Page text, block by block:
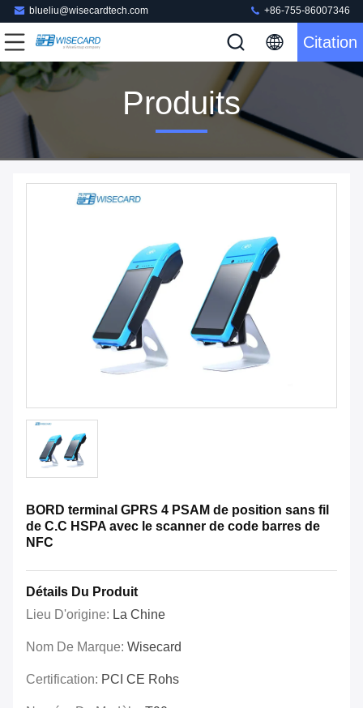
blueliu@wisecardtech.com +86-755-86007346
Citation
Produits
BORD terminal GPRS 4 PSAM de position sans fil
de C.C HSPA avec le scanner de code barres de
NFC
Détails Du Produit
Lieu D'origine: La Chine
Nom De Marque: Wisecard
Certification: PCI CE Rohs